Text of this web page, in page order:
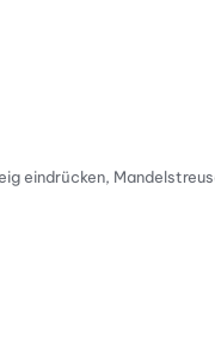
eindrücken,